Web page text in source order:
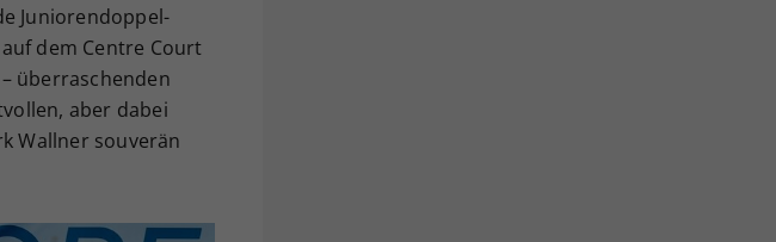
Juniorendoppel-
dem Centre Court
überraschenden
aber dabei
Wallner souverän